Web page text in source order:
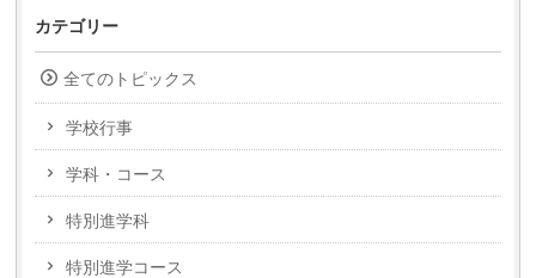
カテゴリー
全てのトピックス
学校行事
学科・コース
特別進学科
特別進学コース